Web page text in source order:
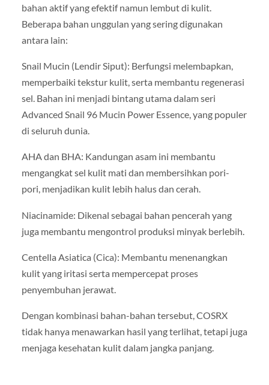
bahan aktif yang efektif namun lembut di kulit.
Beberapa bahan unggulan yang sering digunakan
antara lain:
Snail Mucin (Lendir Siput): Berfungsi melembapkan,
memperbaiki tekstur kulit, serta membantu regenerasi
sel. Bahan ini menjadi bintang utama dalam seri
Advanced Snail 96 Mucin Power Essence, yang populer
di seluruh dunia.
AHA dan BHA: Kandungan asam ini membantu
mengangkat sel kulit mati dan membersihkan pori-
pori, menjadikan kulit lebih halus dan cerah.
Niacinamide: Dikenal sebagai bahan pencerah yang
juga membantu mengontrol produksi minyak berlebih.
Centella Asiatica (Cica): Membantu menenangkan
kulit yang iritasi serta mempercepat proses
penyembuhan jerawat.
Dengan kombinasi bahan-bahan tersebut, COSRX
tidak hanya menawarkan hasil yang terlihat, tetapi juga
menjaga kesehatan kulit dalam jangka panjang.